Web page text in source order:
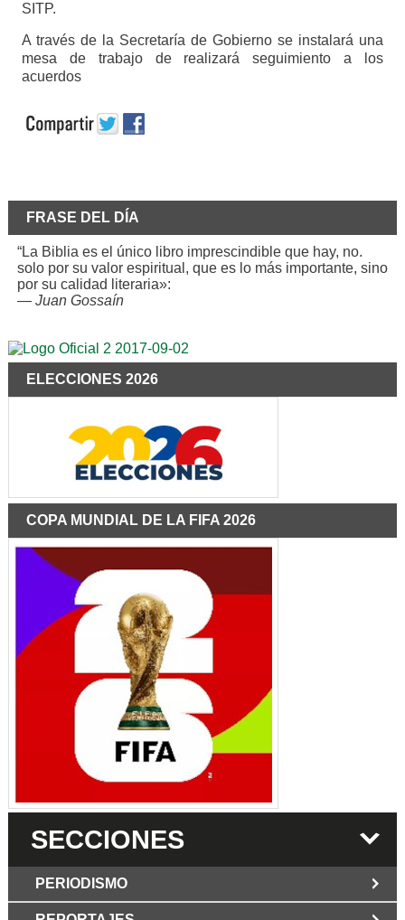
SITP.
A través de la Secretaría de Gobierno se instalará una
mesa de trabajo de realizará seguimiento a los
acuerdos
FRASE DEL DÍA
“La Biblia es el único libro imprescindible que hay, no.
solo por su valor espiritual, que es lo más importante, sino
por su calidad literaria»:
— Juan Gossaín
ELECCIONES 2026
COPA MUNDIAL DE LA FIFA 2026
SECCIONES
PERIODISMO